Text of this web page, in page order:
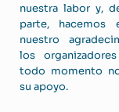
nuestra labor y,
parte, hacemos
nuestro
los
todo momento
su apoyo.